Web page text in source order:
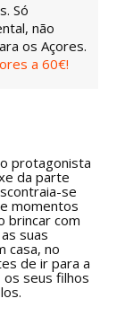
Só
não
os Açores.
a 60€!
protagonista
da parte
se
momentos
brincar com
suas
casa, no
de ir para a
os seus filhos